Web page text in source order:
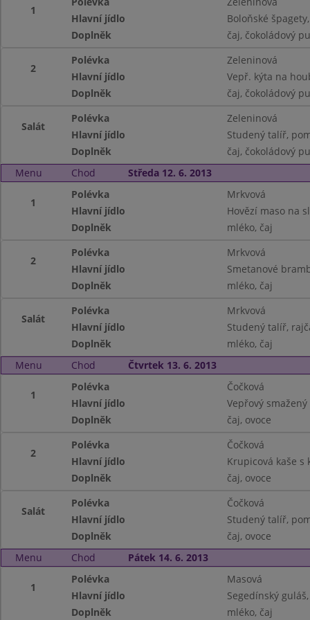
1
Hlavní jídlo
Boloňské
Doplněk
čaj, čokoládový
2
Polévka
Zeleninová
Hlavní jídlo
Vepř. kýta na
Doplněk
čaj, čokoládový
Salát
Polévka
Zeleninová
Hlavní jídlo
Studený talíř,
Doplněk
čaj, čokoládový
Menu
Chod Středa 12. 6. 2013
1
Polévka
Mrkvová
Hlavní jídlo
Hovězí maso na
Doplněk
mléko, čaj
2
Polévka
Mrkvová
Hlavní jídlo
Smetanové
Doplněk
mléko, čaj
Salát
Polévka
Mrkvová
Hlavní jídlo
Studený talíř,
Doplněk
mléko, čaj
Menu
Chod Čtvrtek 13. 6. 2013
1
Polévka
Čočková
Hlavní jídlo
Vepřový
Doplněk
čaj, ovoce
2
Polévka
Čočková
Hlavní jídlo
Krupicová kaše s
Doplněk
čaj, ovoce
Salát
Polévka
Čočková
Hlavní jídlo
Studený talíř,
Doplněk
čaj, ovoce
Menu
Chod Pátek 14. 6. 2013
1
Polévka
Masová
Hlavní jídlo
Segedínský
Doplněk
mléko, čaj